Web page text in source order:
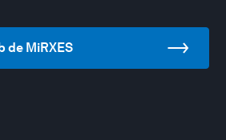
de MiRXES